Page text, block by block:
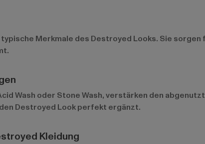
Merkmale des Destroyed Looks. Sie
Wash oder Stone Wash, verstärken den
Destroyed Look perfekt ergänzt.
Kleidung